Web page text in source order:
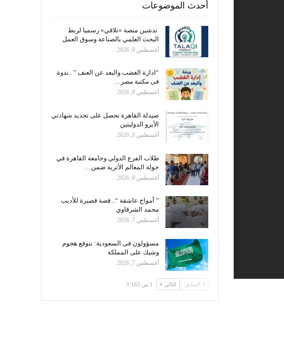
أحدث الموضوعات
تدشين منصة «تلاقي» رسميا لربط
البحث العلمي بالصناعة وسوق العمل
أغسطس 8, 2026
“ادارة الغضب والبعد عن العنف ” ..ندوة
فى مكتبة مصر…
أغسطس 8, 2026
صيدلة القاهرة تحصل على تجديد شهادتي
الأيزو الدوليتين
أغسطس 8, 2026
طلاب الفرع الدولي وجامعة القاهرة في
جولة المعالم الأثرية ضمن…
أغسطس 8, 2026
” أمواج عاشقة “.. قصة قصيرة للأديب
محمد الشرقاوي
أغسطس 7, 2026
مسؤولون فى السعودية: نتوقع هجوم
وشيك على المملكة
أغسطس 7, 2026
السابق التالي 1 من 3٬165